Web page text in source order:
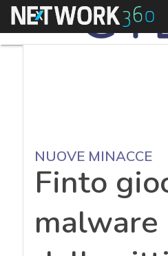
Menu
NUOVE MINACCE
Finto
malware